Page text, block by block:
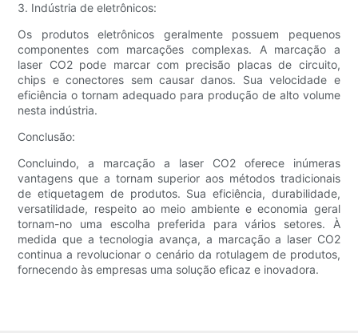
3. Indústria de eletrônicos:
Os produtos eletrônicos geralmente possuem pequenos
componentes com marcações complexas. A marcação a
laser CO2 pode marcar com precisão placas de circuito,
chips e conectores sem causar danos. Sua velocidade e
eficiência o tornam adequado para produção de alto volume
nesta indústria.
Conclusão:
Concluindo, a marcação a laser CO2 oferece inúmeras
vantagens que a tornam superior aos métodos tradicionais
de etiquetagem de produtos. Sua eficiência, durabilidade,
versatilidade, respeito ao meio ambiente e economia geral
tornam-no uma escolha preferida para vários setores. À
medida que a tecnologia avança, a marcação a laser CO2
continua a revolucionar o cenário da rotulagem de produtos,
fornecendo às empresas uma solução eficaz e inovadora.